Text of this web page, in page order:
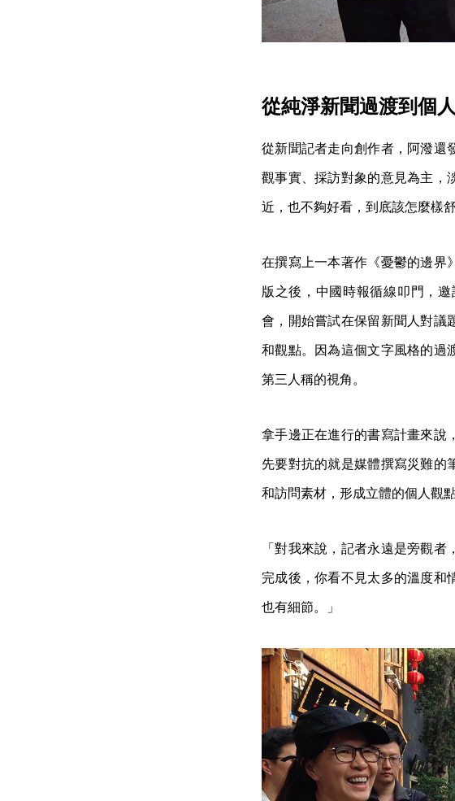
從純淨新聞過渡到個
從新聞記者走向創作者，阿潑還
觀事實、採訪對象的意見為主，
近，也不夠好看，到底該怎麼樣
在撰寫上一本著作《憂鬱的邊界
版之後，中國時報循線叩門，
會，開始嘗試在保留新聞人對議
和觀點。因為這個文字風格的過
第三人稱的視角。
拿手邊正在進行的書寫計畫來說
先要對抗的就是媒體撰寫災難的
和訪問素材，形成立體的個人觀點
「對我來說，記者永遠是旁觀
完成後，你看不見太多的溫度和
也有細節。」